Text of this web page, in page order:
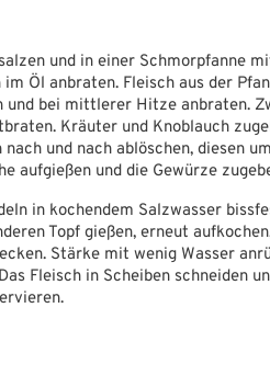
und in einer Schmorpfanne
im Öl anbraten. Fleisch aus der
und bei mittlerer Hitze anbraten.
Kräuter und Knoblauch
nach und nach ablöschen, diesen
aufgießen und die Gewürze
in kochendem Salzwasser
Topf gießen, erneut
Stärke mit wenig Wasser
Fleisch in Scheiben schneiden